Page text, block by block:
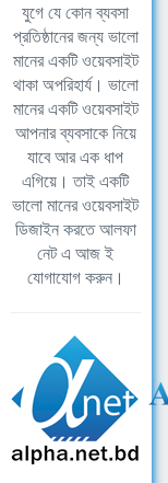
যুগে যে কোন ব্যবসা
প্রতিষ্ঠানের জন্য ভালো
মানের একটি ওয়েবসাইট
থাকা অপরিহার্য। ভালো
মানের একটি ওয়েবসাইট
আপনার ব্যবসাকে নিয়ে
যাবে আর এক ধাপ
এগিয়ে। তাই একটি
ভালো মানের ওয়েবসাইট
ডিজাইন করতে আলফা
নেট এ আজ ই
যোগাযোগ করুন।